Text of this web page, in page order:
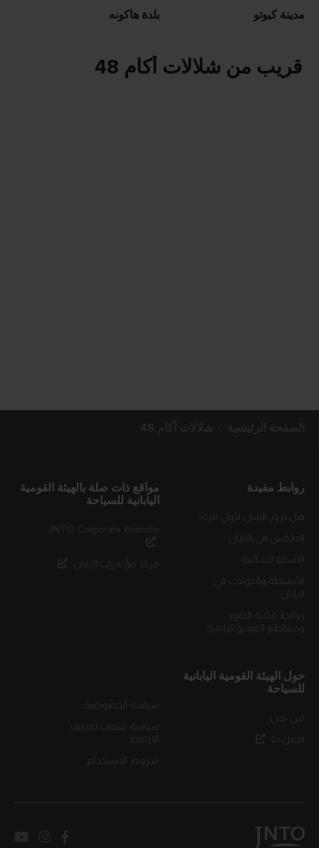
مدينة كيوتو بلدة هاكونه
قريب من شلالات أكام 48
روابط مفيدة
مواقع ذات صلة بالهيئة القومية
اليابانية للسياحة
حول الهيئة القومية اليابانية
للسياحة